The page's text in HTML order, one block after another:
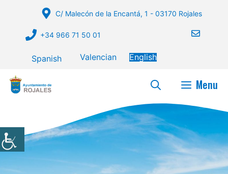
C/ Malecón de la Encantá, 1 - 03170 Rojales
+34 966 71 50 01
Spanish Valencian English
Menu